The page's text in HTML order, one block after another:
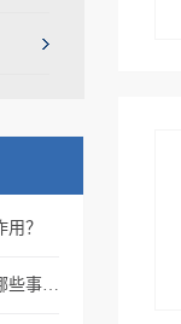
？
使用干式变压器‍时要注意哪些事情？